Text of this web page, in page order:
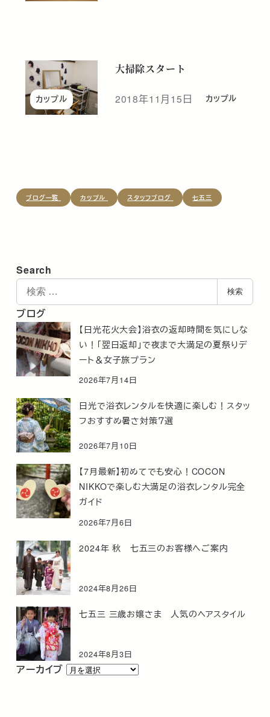
カップル
大掃除スタート
投稿日
2018年11月15日 カップル
ブログ一覧 カップル スタッフブログ 七五三
Search
検
索
検索
ブログ
【日光花火大会】浴衣の返却時間を気にしな
い！「翌日返却」で夜まで大満足の夏祭りデ
ート＆女子旅プラン
2026年7月14日
日光で浴衣レンタルを快適に楽しむ！スタッ
フおすすめ暑さ対策７選
2026年7月10日
【7月最新】初めてでも安心！COCON
NIKKOで楽しむ大満足の浴衣レンタル完全
ガイド
2026年7月6日
2024年 秋 七五三のお客様へご案内
2024年8月26日
七五三 三歳お嬢さま 人気のヘアスタイル
2024年8月3日
アーカイブ ア